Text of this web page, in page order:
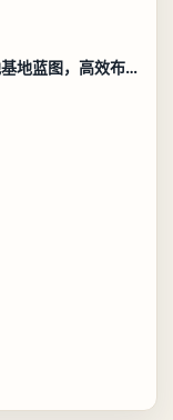
明日方舟终末地25级四号谷地基地蓝图，高效布局规划